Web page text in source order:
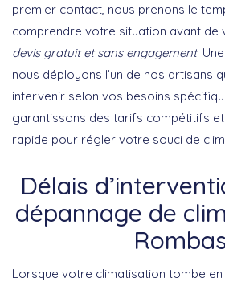
premier contact, nous prenons le
comprendre votre situation avant de
devis gratuit et sans engagement.
nous déployons l’un de nos artisans
intervenir selon vos besoins
garantissons des tarifs compétitifs
rapide pour régler votre souci de
Délais
dépannage de
Lorsque votre climatisation tombe en